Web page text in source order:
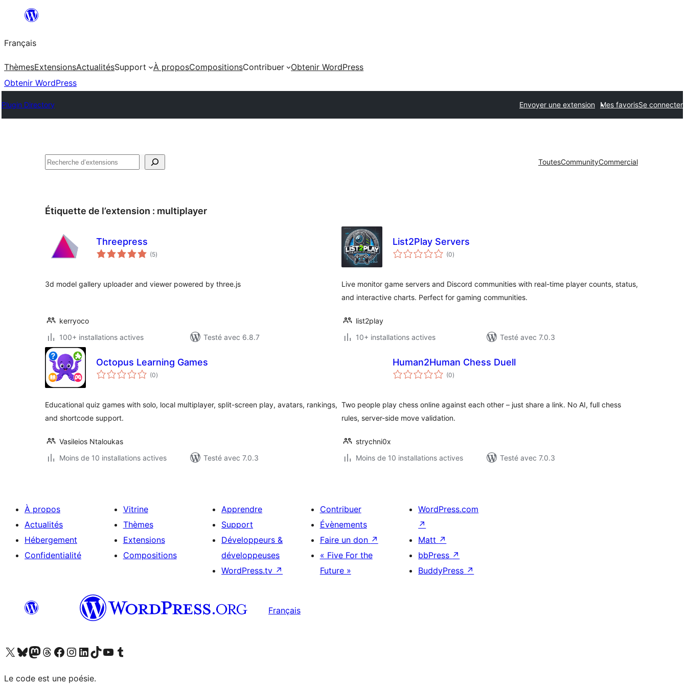
contenu
Français
ThèmesExtensionsActualitésSupport À proposCompositionsContribuer
Obtenir WordPress
Obtenir WordPress
Plugin Directory Envoyer une extension Mes favorisSe connecter
Rechercher ToutesCommunityCommercial
Étiquette de l’extension : multiplayer
Threepress
(5notes
en
)
3d model gallery uploader and viewer powered by three.js
kerryoco
100+ installations actives
Testé avec 6.8.7
List2Play Servers
(0notes
en
)
Live monitor game servers and Discord communities with real-time player counts, status,
and interactive charts. Perfect for gaming communities.
list2play
10+ installations actives
Testé avec 7.0.3
Octopus Learning Games
(0notes
en
)
Educational quiz games with solo, local multiplayer, split-screen play, avatars, rankings,
and shortcode support.
Vasileios Ntaloukas
Moins de 10 installations actives
Testé avec 7.0.3
Human2Human Chess Duell
(0notes
en
)
Two people play chess online against each other – just share a link. No AI, full chess
rules, server-side move validation.
strychni0x
Moins de 10 installations actives
Testé avec 7.0.3
À propos
Actualités
Hébergement
Confidentialité
Vitrine
Thèmes
Extensions
Compositions
Apprendre
Support
Développeurs &
développeuses
WordPress.tv ↗
Contribuer
Évènements
Faire un don ↗
« Five For the
Future »
WordPress.com
↗
Matt ↗
bbPress ↗
BuddyPress ↗
Français
Visitez notre compte X (précédemment Twitter)
Visiter notre compte Bluesky
Visiter notre compte Mastodon
Visiter notre compte Threads
Consulter notre compte Facebook
Consulter notre compte Instagram
Consulter notre compte LinkedIn
Visiter notre compte TokTok
Visiter notre chaîne YouTube
Visiter notre compte Tumblr
Le code est une poésie.